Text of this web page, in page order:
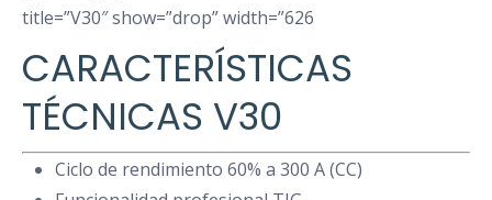
title=”V30″ show=”drop” width=”626
CARACTERÍSTICAS
TÉCNICAS V30
Ciclo de rendimiento 60% a 300 A (CC)